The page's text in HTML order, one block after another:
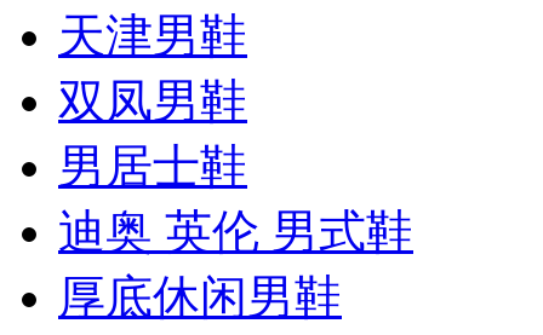
天津男鞋
双凤男鞋
男居士鞋
迪奥 英伦 男式鞋
厚底休闲男鞋